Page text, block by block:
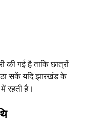
की गई है ताकि छात्रों
सकें यदि झारखंड के
रहती है।